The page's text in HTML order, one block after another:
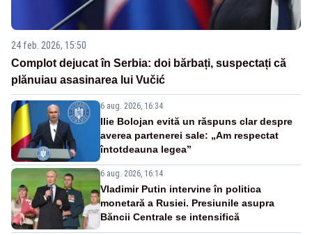
24 feb. 2026, 15:50
Complot dejucat în Serbia: doi bărbați, suspectați că
plănuiau asasinarea lui Vučić
6 aug. 2026, 16:34
Ilie Bolojan evită un răspuns clar despre
averea partenerei sale: „Am respectat
întotdeauna legea”
6 aug. 2026, 16:14
Vladimir Putin intervine în politica
monetară a Rusiei. Presiunile asupra
Băncii Centrale se intensifică